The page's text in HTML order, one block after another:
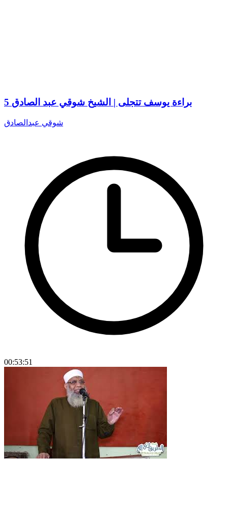
5 براءة يوسف تتجلى | الشيخ شوقي عبد الصادق
شوقي عبدالصادق
00:53:51